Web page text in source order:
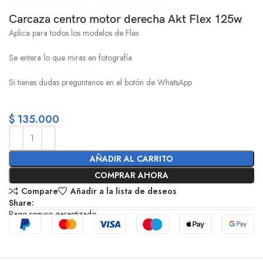
Carcaza centro motor derecha Akt Flex 125w
Aplica para todos los modelos de Flex
Se entera lo que miras en fotografía
Si tienes dudas preguntanos en el botón de WhatsApp
$ 135.000
AÑADIR AL CARRITO
COMPRAR AHORA
Compare
Añadir a la lista de deseos
Share:
Pago seguro garantizado